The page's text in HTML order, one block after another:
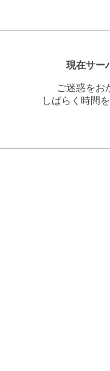
現在サー
ご迷惑をお
しばらく時間